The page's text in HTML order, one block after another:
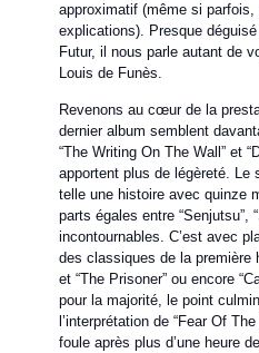
approximatif (même si
explications). Presque
Futur, il nous parle autant de
Louis de Funès.
Revenons au cœur de la
dernier album semblent
“The Writing On The Wall” et
apportent plus de légèreté. Le
telle une histoire avec quinze
parts égales entre “Senjutsu”,
incontournables. C’est avec
des classiques de la première
et “The Prisoner” ou encore
pour la majorité, le point
l’interprétation de “Fear Of
foule après plus d’une heure